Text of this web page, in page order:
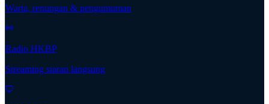
Warta, renungan & pengumuman
Radio HKBP
Streaming siaran langsung